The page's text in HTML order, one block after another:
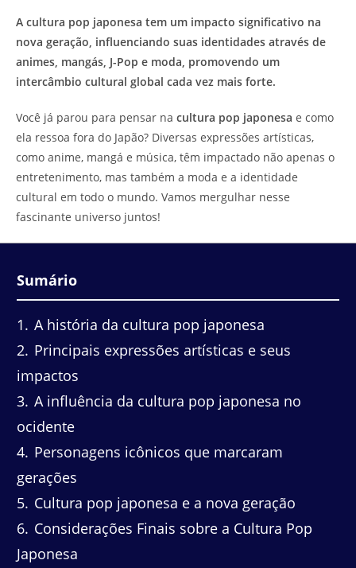
post:
A cultura pop japonesa tem um impacto significativo na
nova geração, influenciando suas identidades através de
animes, mangás, J-Pop e moda, promovendo um
intercâmbio cultural global cada vez mais forte.
Você já parou para pensar na cultura pop japonesa e como
ela ressoa fora do Japão? Diversas expressões artísticas,
como anime, mangá e música, têm impactado não apenas o
entretenimento, mas também a moda e a identidade
cultural em todo o mundo. Vamos mergulhar nesse
fascinante universo juntos!
Sumário
1
A história da cultura pop japonesa
2 Principais expressões artísticas e seus
impactos
3 A influência da cultura pop japonesa no
ocidente
4 Personagens icônicos que marcaram
gerações
5 Cultura pop japonesa e a nova geração
6 Considerações Finais sobre a Cultura Pop
Japonesa